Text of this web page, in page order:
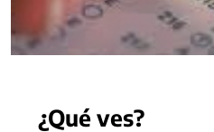
¿Qué ves?